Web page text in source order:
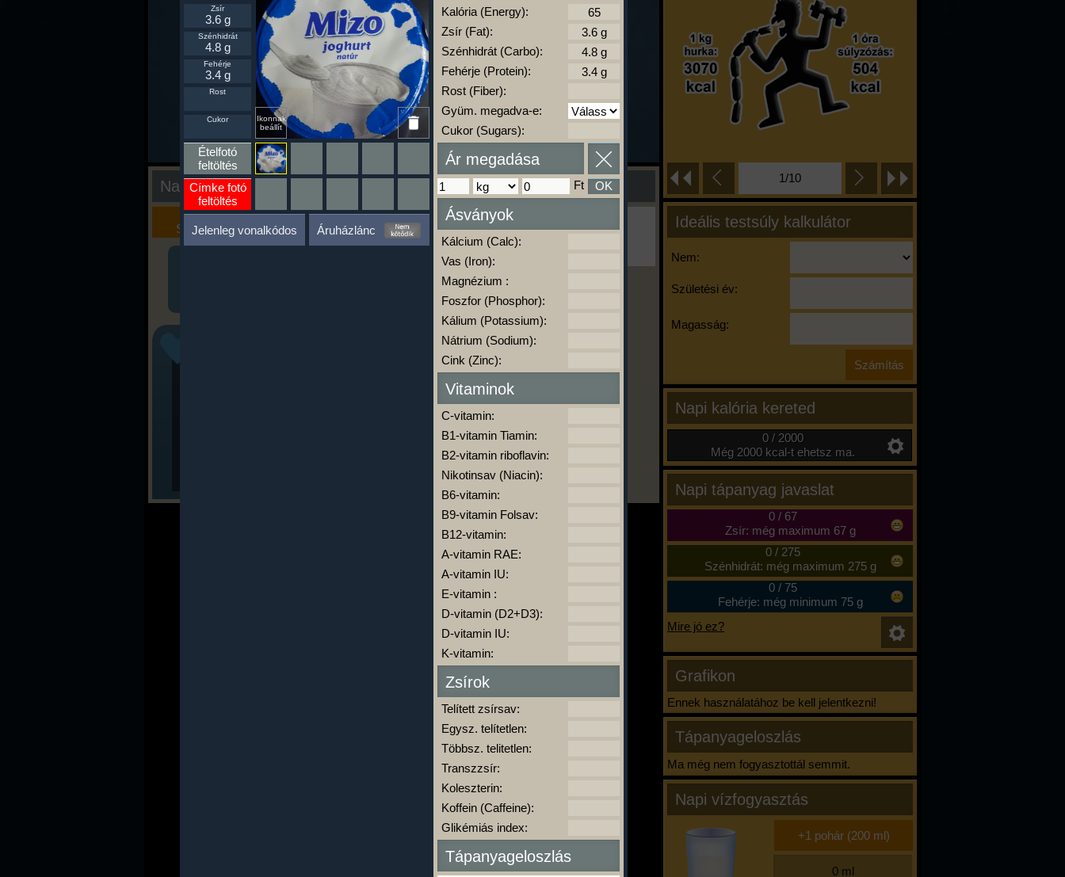
1/10
Ideális testsúly kalkulátor
Nem:
Születési év:
Magasság:
Napi kalória kereted
0 / 2000
Még 2000 kcal-t ehetsz ma.
Napi tápanyag javaslat
0/ 67
Zsír: még maximum 67 g
0/ 275
Szénhidrát: még maximum 275 g
0/ 75
Fehérje: még minimum 75 g
Mire jó ez?
Grafikon
Ennek használatához be kell jelentkezni!
Tápanyageloszlás
Ma még nem fogyasztottál semmit.
Napi vízfogyasztás
Nap kiértékelése
Kalória
Szimulátor
Szöveges
Értékelés
Ha ma már nem eszel/sportolsz többet,
kattints a kiértékelésre!
A Kalória Szimulátor Prémium funkció.
-
Ikonnak
beállít
Zsír
3.6 g
Szénhidrát
4.8 g
Fehérje
3.4 g
Rost
Cukor
Ételfotó
feltöltés
Címke fotó
feltöltés
Jelenleg vonalkódos Áruházlánc
Kalória (Energy):
Zsír (Fat):
Szénhidrát (Carbo):
Fehérje (Protein):
Rost (Fiber):
Gyüm. megadva-e:
Cukor (Sugars):
Ár megadása
Ft OK
Ásványok
Kálcium (Calc):
Vas (Iron):
Magnézium :
Foszfor (Phosphor):
Kálium (Potassium):
Nátrium (Sodium):
Cink (Zinc):
Vitaminok
C-vitamin:
B1-vitamin Tiamin:
B2-vitamin riboflavin:
Nikotinsav (Niacin):
B6-vitamin:
B9-vitamin Folsav:
B12-vitamin:
A-vitamin RAE:
A-vitamin IU:
E-vitamin :
D-vitamin (D2+D3):
D-vitamin IU:
K-vitamin:
Zsírok
Telített zsírsav:
Egysz. telítetlen:
Többsz. telitetlen:
Transzzsír:
Koleszterin:
Koffein (Caffeine):
Glikémiás index:
Tápanyageloszlás